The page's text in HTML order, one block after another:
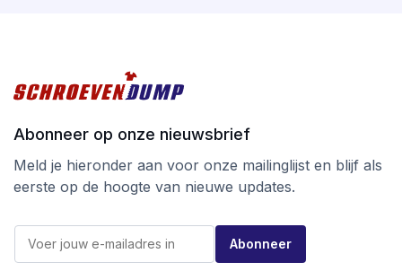
Abonneer op onze nieuwsbrief
Meld je hieronder aan voor onze mailinglijst en blijf als
eerste op de hoogte van nieuwe updates.
a
E
m
Abonneer